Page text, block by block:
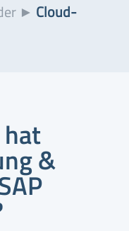
► Cloud-
&